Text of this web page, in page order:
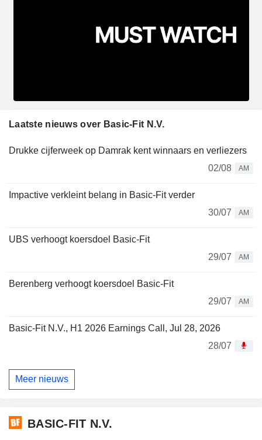
Laatste nieuws over Basic-Fit N.V.
Drukke cijferweek op Damrak kent winnaars en verliezers
02/08
AM
Impactive verkleint belang in Basic-Fit verder
30/07
AM
UBS verhoogt koersdoel Basic-Fit
29/07
AM
Berenberg verhoogt koersdoel Basic-Fit
29/07
AM
Basic-Fit N.V., H1 2026 Earnings Call, Jul 28, 2026
28/07
Meer nieuws
BASIC-FIT N.V.